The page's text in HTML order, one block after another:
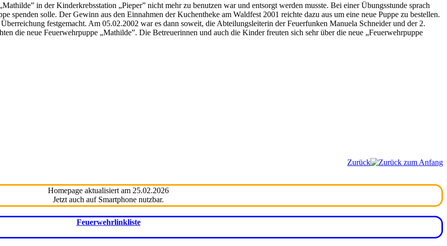
in der Kinderkrebsstation „Pieper” nicht mehr zu benutzen war und entsorgt werden musste. Bei einer Übungsstunde sprach
spenden solle. Der Gewinn aus den Einnahmen der Kuchentheke am Waldfest 2001 reichte dazu aus um eine neue Puppe zu bestellen.
festgemacht. Am 05.02.2002 war es dann soweit, die Abteilungsleiterin der Feuerfunken Manuela Schneider und der 2.
die neue Feuerwehrpuppe „Mathilde”. Die Betreuerinnen und auch die Kinder freuten sich sehr über die neue „Feuerwehrpuppe
Zurück
Homepage aktualisiert am 25.02.2026
Jetzt auch auf Smartphone nutzbar.
Feuerwehrlinkliste